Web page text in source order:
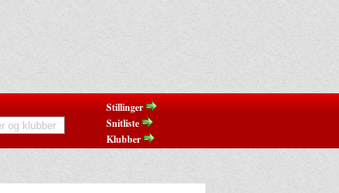
Stillinger
Snitliste
Klubber